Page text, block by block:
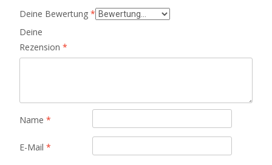
Deine Bewertung *
Deine
Rezension *
Name *
E-Mail *